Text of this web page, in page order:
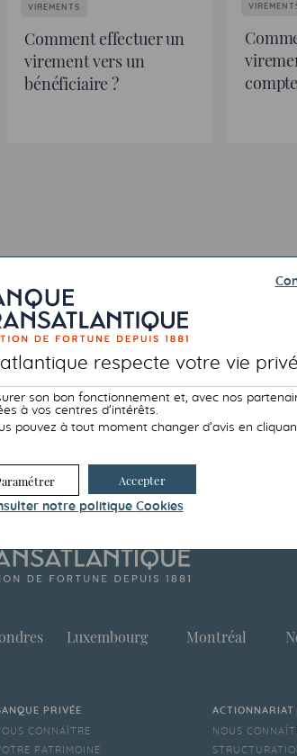
VIREMENTS
Comment effectuer un
virement vers un
bénéficiaire ?
Luxembourg Montréal
PRIVÉE
CONNAÎTRE
PATRIMOINE
ACTIONNARIAT
NOUS
respecte votre vie
son bon fonctionnement et, avec nos
à vos centres d’intérêts.
pouvez à tout moment changer d’avis en
Accepter
notre politique Cookies